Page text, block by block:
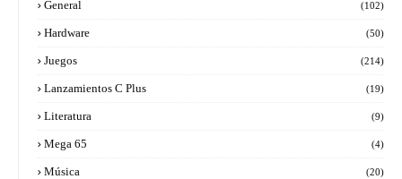
General (102)
Hardware (50)
Juegos (214)
Lanzamientos C Plus (19)
Literatura (9)
Mega 65 (4)
Música (20)